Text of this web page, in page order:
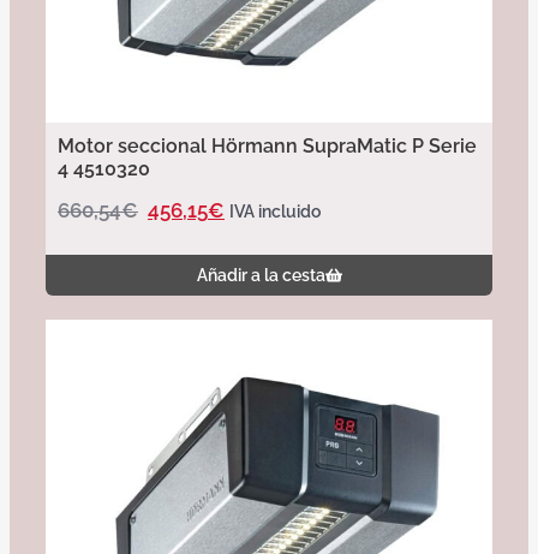
Motor seccional Hörmann SupraMatic P Serie
4 4510320
660,54€ 456,15€ IVA incluido
Añadir a la cesta